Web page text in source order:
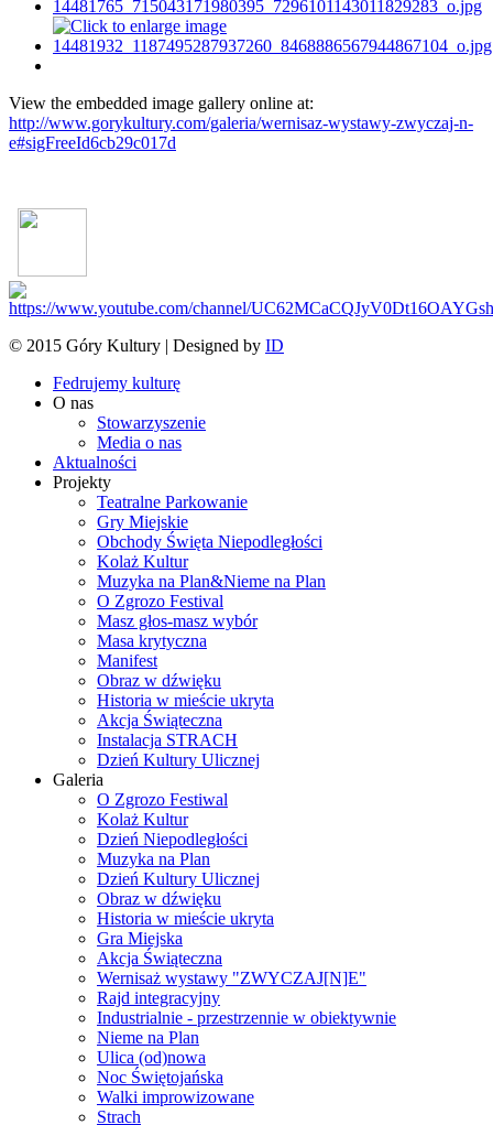
View the embedded image gallery online at:
http://www.gorykultury.com/galeria/wernisaz-wystawy-zwyczaj-n-
e#sigFreeId6cb29c017d
© 2015 Góry Kultury | Designed by ID
Fedrujemy kulturę
O nas
Stowarzyszenie
Media o nas
Aktualności
Projekty
Teatralne Parkowanie
Gry Miejskie
Obchody Święta Niepodległości
Kolaż Kultur
Muzyka na Plan&Nieme na Plan
O Zgrozo Festival
Masz głos-masz wybór
Masa krytyczna
Manifest
Obraz w dźwięku
Historia w mieście ukryta
Akcja Świąteczna
Instalacja STRACH
Dzień Kultury Ulicznej
Galeria
O Zgrozo Festiwal
Kolaż Kultur
Dzień Niepodległości
Muzyka na Plan
Dzień Kultury Ulicznej
Obraz w dźwięku
Historia w mieście ukryta
Gra Miejska
Akcja Świąteczna
Wernisaż wystawy "ZWYCZAJ[N]E"
Rajd integracyjny
Industrialnie - przestrzennie w obiektywnie
Nieme na Plan
Ulica (od)nowa
Noc Świętojańska
Walki improwizowane
Strach